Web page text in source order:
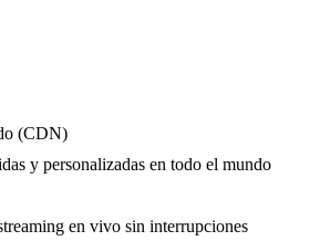
(CDN)
y personalizadas en todo el mundo
en vivo sin interrupciones